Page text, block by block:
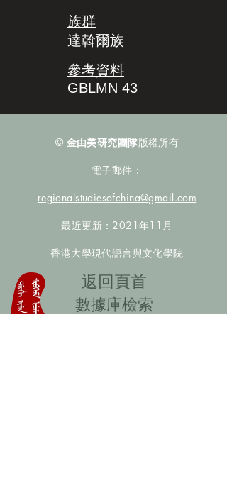
族群
達斡爾族
參考資料
GBLMN 43
© 金由美研究團隊版權所有
電子郵件：
regionalstudiesofchina@gmail.com
最近更新：2021年11月
香港大學現代語言與文化學院
​返回頁首
數據庫檢索